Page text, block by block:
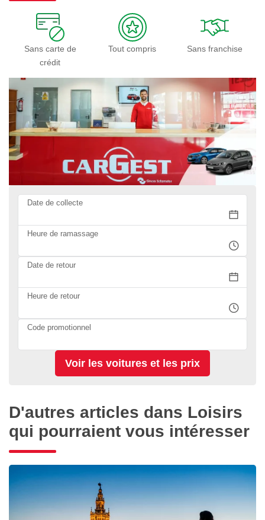
Sans carte de
crédit
Tout compris Sans franchise
Date de collecte
Heure de ramassage
Date de retour
Heure de retour
Code promotionnel
D'autres articles dans Loisirs
qui pourraient vous intéresser